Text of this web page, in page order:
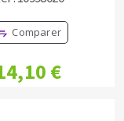
Comparer
€